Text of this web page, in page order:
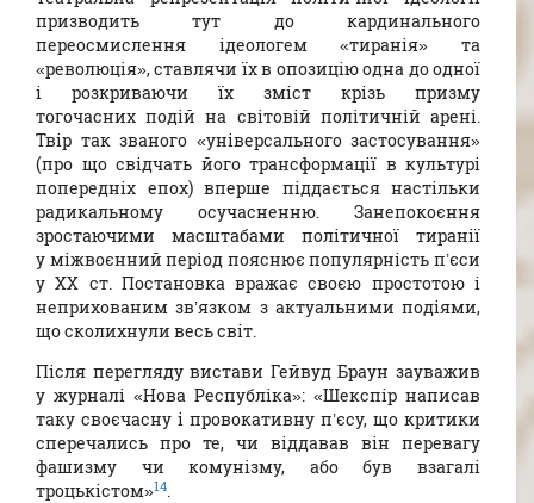
призводить тут до кардинального
переосмислення ідеологем «тиранія» та
«революція», ставлячи їх в опозицію одна до одної
і розкриваючи їх зміст крізь призму
тогочасних подій на світовій політичній арені.
Твір так званого «універсального застосування»
(про що свідчать його трансформації в культурі
попередніх епох) вперше піддається настільки
радикальному осучасненню. Занепокоєння
зростаючими масштабами політичної тиранії
у міжвоєнний період пояснює популярність п’єси
у ХХ ст. Постановка вражає своєю простотою і
неприхованим зв’язком з актуальними подіями,
що сколихнули весь світ.
Після перегляду вистави Гейвуд Браун зауважив
у журналі «Нова Республіка»: «Шекспір написав
таку своєчасну і провокативну п’єсу, що критики
сперечались про те, чи віддавав він перевагу
фашизму чи комунізму, або був взагалі
троцькістом»14.